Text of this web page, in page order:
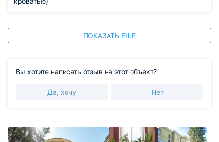
ПОКАЗАТЬ ЕЩЕ
Вы хотите написать отзыв на этот объект?
Да, хочу Нет